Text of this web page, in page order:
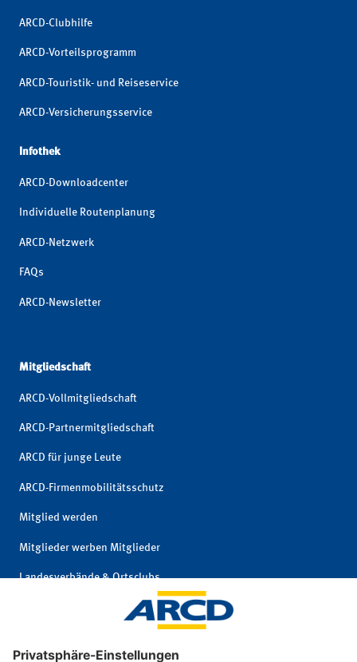
ARCD-Clubhilfe
ARCD-Vorteilsprogramm
ARCD-Touristik- und Reiseservice
ARCD-Versicherungsservice
Infothek
ARCD-Downloadcenter
Individuelle Routenplanung
ARCD-Netzwerk
FAQs
ARCD-Newsletter
Mitgliedschaft
ARCD-Vollmitgliedschaft
ARCD-Partnermitgliedschaft
ARCD für junge Leute
ARCD-Firmenmobilitätsschutz
Mitglied werden
Mitglieder werben Mitglieder
Landesverbände & Ortsclubs
Mitgliedschaft kündigen